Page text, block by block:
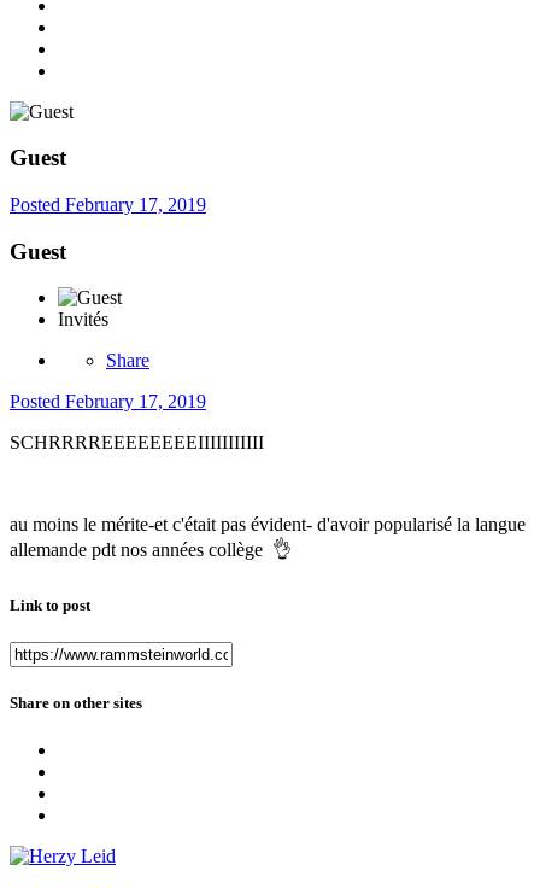
Guest
Posted February 17, 2019
Guest
Invités
Share
Posted February 17, 2019
SCHRRRREEEEEEEEIIIIIIIIIII
au moins le mérite-et c'était pas évident- d'avoir popularisé la langue
allemande pdt nos années collège 👌
Link to post
Share on other sites